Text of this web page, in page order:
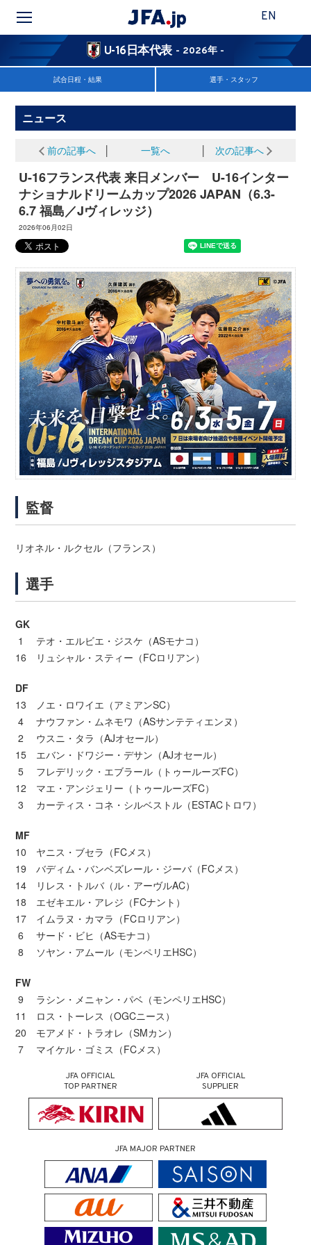
EN
U-16日本代表 - 2026年 -
試合日程・結果 選手・スタッフ
ニュース
前の記事へ 一覧へ 次の記事へ
U-16フランス代表 来日メンバー U-16インター
ナショナルドリームカップ2026 JAPAN（6.3-
6.7 福島／Jヴィレッジ）
2026年06月02日
監督
リオネル・ルクセル（フランス）
選手
GK
1 テオ・エルビエ・ジスケ（ASモナコ）
16 リュシャル・スティー（FCロリアン）
DF
13 ノエ・ロワイエ（アミアンSC）
4 ナウファン・ムネモワ（ASサンテティエンヌ）
2 ウスニ・タラ（AJオセール）
15 エバン・ドワジー・デサン（AJオセール）
5 フレデリック・エブラール（トゥールーズFC）
12 マエ・アンジェリー（トゥールーズFC）
3 カーティス・コネ・シルベストル（ESTACトロワ）
MF
10 ヤニス・ブセラ（FCメス）
19 バディム・バンベズレール・ジーバ（FCメス）
14 リレス・トルバ（ル・アーヴルAC）
18 エゼキエル・アレジ（FCナント）
17 イムラヌ・カマラ（FCロリアン）
6 サード・ビヒ（ASモナコ）
8 ソヤン・アムール（モンペリエHSC）
FW
9 ラシン・メニャン・パベ（モンペリエHSC）
11 ロス・トーレス（OGCニース）
20 モアメド・トラオレ（SMカン）
7 マイケル・ゴミス（FCメス）
JFA OFFICIAL
TOP PARTNER
JFA OFFICIAL
SUPPLIER
JFA MAJOR PARTNER